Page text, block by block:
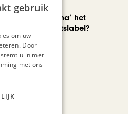
AUTOMOTIVE
Is ‘Made in China’ het
nieuwe kwaliteitslabel?
gebruik
om uw
Door
u in met
met ons